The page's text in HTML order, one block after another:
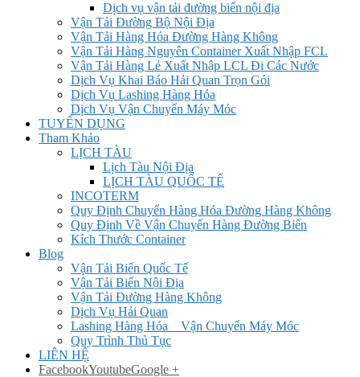
Dịch vụ vận tải đường biển nội địa
Vận Tải Đường Bộ Nội Địa
Vận Tải Hàng Hóa Đường Hàng Không
Vận Tải Hàng Nguyên Container Xuất Nhập FCL
Vận Tải Hàng Lẻ Xuất Nhập LCL Đi Các Nước
Dịch Vụ Khai Báo Hải Quan Trọn Gói
Dịch Vụ Lashing Hàng Hóa
Dịch Vụ Vận Chuyển Máy Móc
TUYỂN DỤNG
Tham Khảo
LỊCH TÀU
Lịch Tàu Nội Địa
LỊCH TÀU QUỐC TẾ
INCOTERM
Quy Định Chuyển Hàng Hóa Đường Hàng Không
Quy Định Về Vận Chuyển Hàng Đường Biển
Kích Thước Container
Blog
Vận Tải Biển Quốc Tế
Vận Tải Biển Nội Địa
Vận Tải Đường Hàng Không
Dịch Vụ Hải Quan
Lashing Hàng Hóa _ Vận Chuyển Máy Móc
Quy Trình Thủ Tục
LIÊN HỆ
FacebookYoutubeGoogle +